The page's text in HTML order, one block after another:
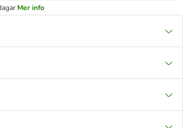
Mer info